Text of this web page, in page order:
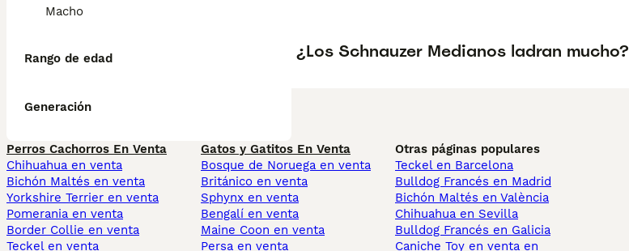
Macho
Rango de edad
Generación
¿Los Schnauzer Medianos ladran mucho?
Perros Cachorros En Venta
Chihuahua en venta
Bichón Maltés en venta
Yorkshire Terrier en venta
Pomerania en venta
Border Collie en venta
Teckel en venta
Gatos y Gatitos En Venta
Bosque de Noruega en venta
Británico en venta
Sphynx en venta
Bengalí en venta
Maine Coon en venta
Persa en venta
Otras páginas populares
Teckel en Barcelona
Bulldog Francés en Madrid
Bichón Maltés en València
Chihuahua en Sevilla
Bulldog Francés en Galicia
Caniche Toy en venta en